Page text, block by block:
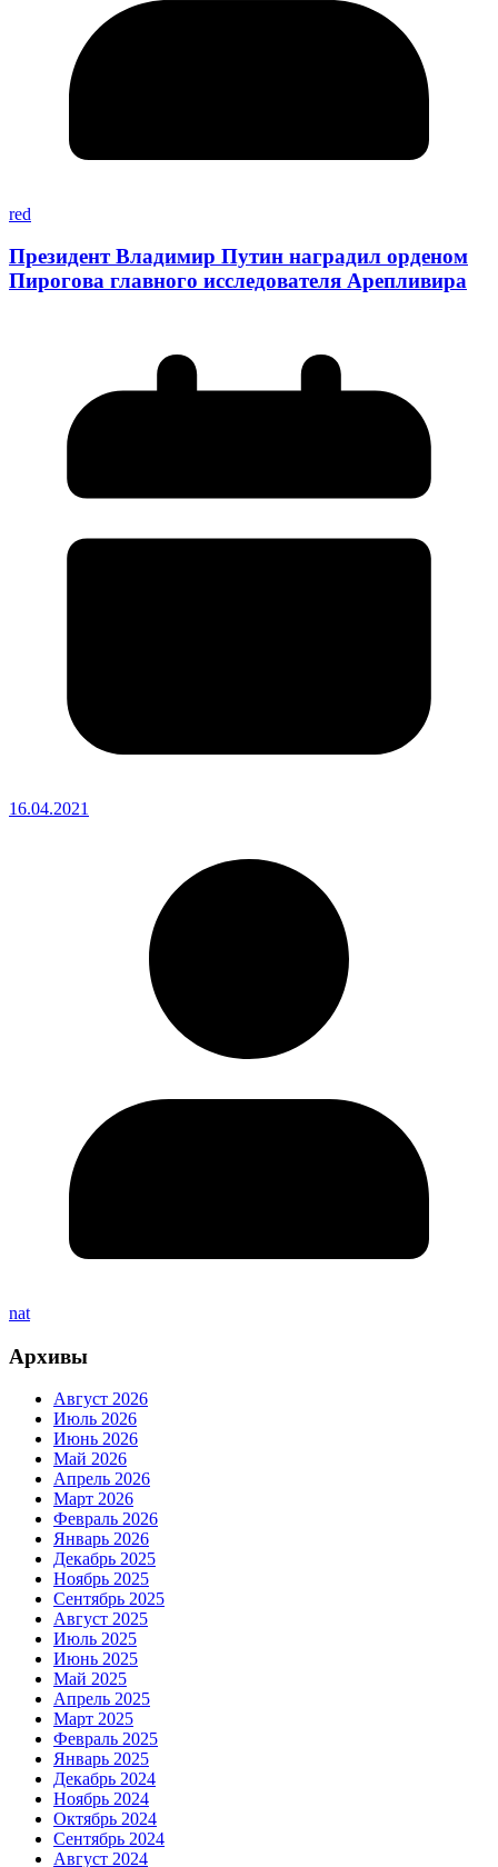
red
Президент Владимир Путин наградил орденом
Пирогова главного исследователя Арепливира
16.04.2021
nat
Архивы
Август 2026
Июль 2026
Июнь 2026
Май 2026
Апрель 2026
Март 2026
Февраль 2026
Январь 2026
Декабрь 2025
Ноябрь 2025
Сентябрь 2025
Август 2025
Июль 2025
Июнь 2025
Май 2025
Апрель 2025
Март 2025
Февраль 2025
Январь 2025
Декабрь 2024
Ноябрь 2024
Октябрь 2024
Сентябрь 2024
Август 2024